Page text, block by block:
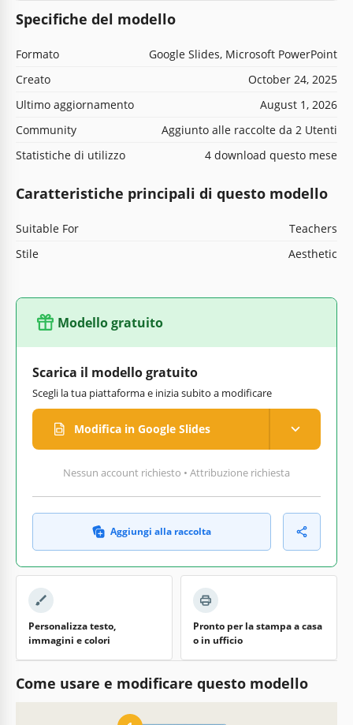
Specifiche del modello
Formato
Google Slides, Microsoft PowerPoint
Creato
October 24, 2025
Ultimo aggiornamento
August 1, 2026
Community
Aggiunto alle raccolte da 2 Utenti
Statistiche di utilizzo
4 download questo mese
Caratteristiche principali di questo modello
Suitable For
Teachers
Stile
Aesthetic
Modello gratuito
Scarica il modello gratuito
Scegli la tua piattaforma e inizia subito a modificare
Modifica in Google Slides
Nessun account richiesto • Attribuzione richiesta
Aggiungi alla raccolta
Personalizza testo,
immagini e colori
Pronto per la stampa a casa
o in ufficio
Come usare e modificare questo modello